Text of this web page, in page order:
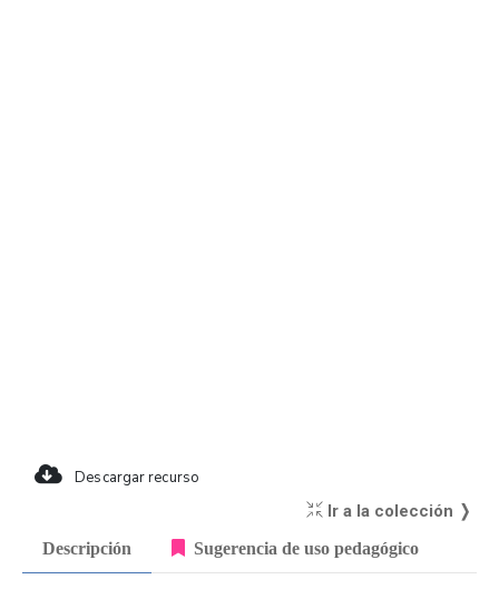
Descargar recurso
Ir a la colección ❭
Descripción Sugerencia de uso pedagógico